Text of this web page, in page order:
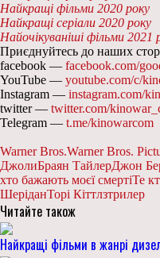
Найкращі фільми 2020 року
Найкращі серіали 2020 року
Найочікуваніші фільми 2021
Приєднуйтесь до наших
facebook — facebook.com/
YouTube — youtube.com/c/
Instagram — instagram.com/
twitter — twitter.com/
Telegram — t.me/kinowarcom
Warner Bros.Warner Bros.
ДжолиБраян ТайлерДжон
хто бажають моєї смертіТе
ШеріданТорі Кіттлзтрилер
Читайте також
Найкращі фільми в жанрі